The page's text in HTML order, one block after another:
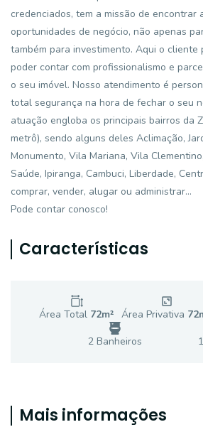
credenciados, tem a missão de encontrar
oportunidades de negócio, não apenas
também para investimento. Aqui o cliente
poder contar com profissionalismo e
o seu imóvel. Nosso atendimento é
total segurança na hora de fechar o seu
atuação engloba os principais bairros da
metrô), sendo alguns deles Aclimação,
Monumento, Vila Mariana, Vila
Saúde, Ipiranga, Cambuci, Liberdade,
comprar, vender, alugar ou administrar...
Pode contar conosco!
Características
Área Total 72m² Área Privativa 72
2 Banheiros 1
Mais informações